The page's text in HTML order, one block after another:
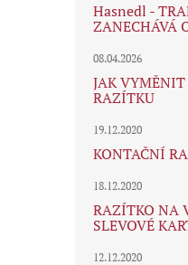
Hasnedl -
ZANECHÁVÁ
08.04.2026
JAK
RAZÍTKU
19.12.2020
KONTAČNÍ
18.12.2020
RAZÍTKO NA
SLEVOVÉ
12.12.2020